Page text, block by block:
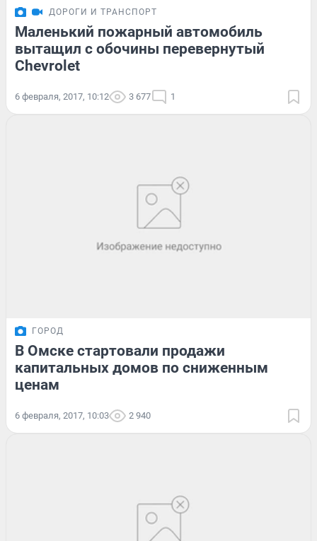
ДОРОГИ И ТРАНСПОРТ
Маленький пожарный автомобиль
вытащил с обочины перевернутый
Chevrolet
6 февраля, 2017, 10:12 3 677 1
ГОРОД
В Омске стартовали продажи
капитальных домов по сниженным
ценам
6 февраля, 2017, 10:03 2 940